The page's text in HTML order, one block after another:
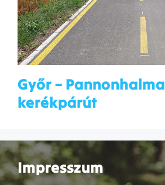
Győr – Pannonhalma
kerékpárút
Impresszum